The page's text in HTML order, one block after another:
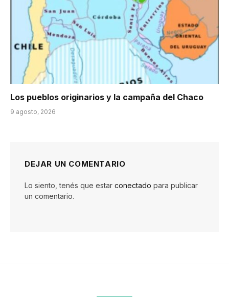
Los pueblos originarios y la campaña del Chaco
9 agosto, 2026
DEJAR UN COMENTARIO
Lo siento, tenés que estar conectado para publicar
un comentario.